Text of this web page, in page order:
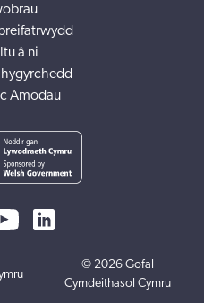
â ni
Amodau
© 2026 Gofal
Cymdeithasol Cymru